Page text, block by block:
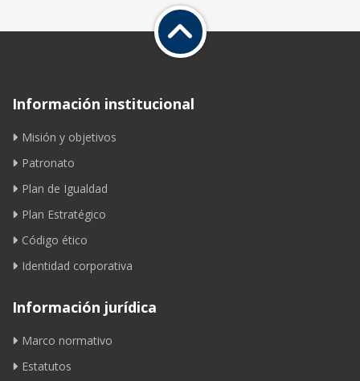
Información institucional
Misión y objetivos
Patronato
Plan de Igualdad
Plan Estratégico
Código ético
Identidad corporativa
Información jurídica
Marco normativo
Estatutos